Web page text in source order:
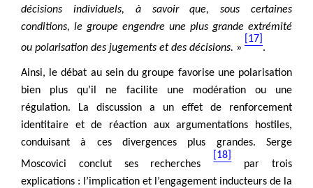
décisions individuels, à savoir que, sous certaines
conditions, le groupe engendre une plus grande extrémité
ou polarisation des jugements et des décisions. »
[17]
.
Ainsi, le débat au sein du groupe favorise une polarisation
bien plus qu’il ne facilite une modération ou une
régulation. La discussion a un effet de renforcement
identitaire et de réaction aux argumentations hostiles,
conduisant à ces divergences plus grandes. Serge
Moscovici conclut ses recherches
[18]
par trois
explications : l’implication et l’engagement inducteurs de la